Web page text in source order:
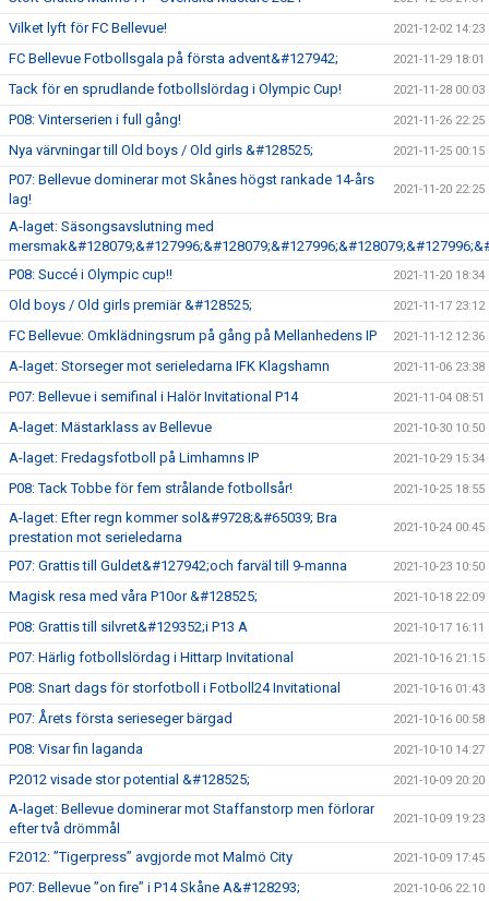
Vilket lyft för FC Bellevue! 2021-12-02 14:23
FC Bellevue Fotbollsgala på första advent&#127942; 2021-11-29 18:01
Tack för en sprudlande fotbollslördag i Olympic Cup! 2021-11-28 00:03
P08: Vinterserien i full gång! 2021-11-26 22:25
Nya värvningar till Old boys / Old girls &#128525; 2021-11-25 00:15
P07: Bellevue dominerar mot Skånes högst rankade 14-års
lag!
2021-11-20 22:25
A-laget: Säsongsavslutning med
P08: Succé i Olympic cup!!
2021-11-20 18:34
Old boys / Old girls premiär &#128525; 2021-11-17 23:12
FC Bellevue: Omklädningsrum på gång på Mellanhedens IP 2021-11-12 12:36
A-laget: Storseger mot serieledarna IFK Klagshamn 2021-11-06 23:38
P07: Bellevue i semifinal i Halör Invitational P14 2021-11-04 08:51
A-laget: Mästarklass av Bellevue 2021-10-30 10:50
A-laget: Fredagsfotboll på Limhamns IP 2021-10-29 15:34
P08: Tack Tobbe för fem strålande fotbollsår! 2021-10-25 18:55
A-laget: Efter regn kommer sol&#9728;&#65039; Bra
prestation mot serieledarna
2021-10-24 00:45
P07: Grattis till Guldet&#127942;och farväl till 9-manna 2021-10-23 10:50
Magisk resa med våra P10or &#128525; 2021-10-18 22:09
P08: Grattis till silvret&#129352;i P13 A 2021-10-17 16:11
P07: Härlig fotbollslördag i Hittarp Invitational 2021-10-16 21:15
P08: Snart dags för storfotboll i Fotboll24 Invitational 2021-10-16 01:43
P07: Årets första serieseger bärgad 2021-10-16 00:58
P08: Visar fin laganda 2021-10-10 14:27
P2012 visade stor potential &#128525; 2021-10-09 20:20
A-laget: Bellevue dominerar mot Staffanstorp men förlorar
efter två drömmål
2021-10-09 19:23
F2012: ”Tigerpress” avgjorde mot Malmö City 2021-10-09 17:45
P07: Bellevue ”on fire” i P14 Skåne A&#128293; 2021-10-06 22:10